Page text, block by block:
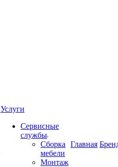
Услуги
Сервисные
службы
Сборка
мебели
Монтаж
Главная